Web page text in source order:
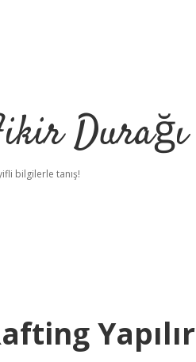
Durağı
bilgilerle tanış!
Yapılır